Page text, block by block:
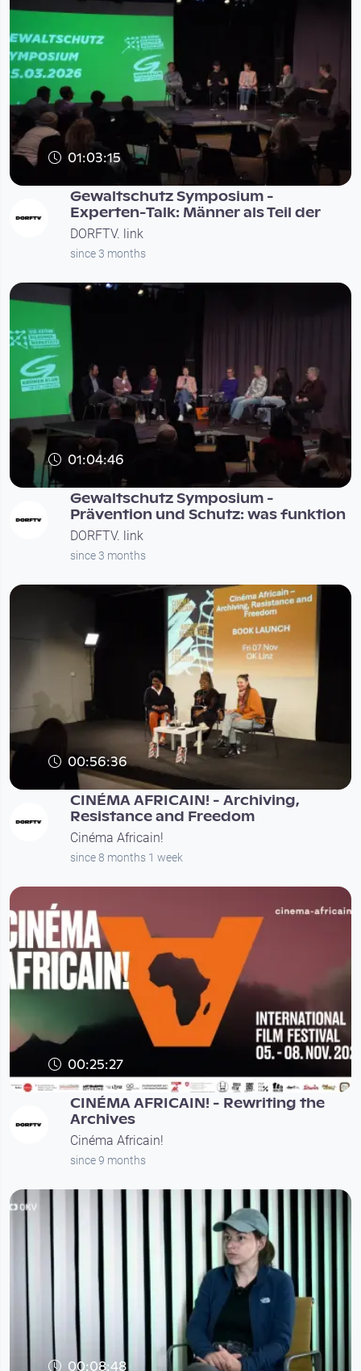
01:03:15
Gewaltschutz Symposium -
Experten-Talk: Männer als Teil der
DORFTV. link
since 3 months
01:04:46
Gewaltschutz Symposium -
Prävention und Schutz: was funktion
DORFTV. link
since 3 months
00:56:36
CINÉMA AFRICAIN! - Archiving,
Resistance and Freedom
Cinéma Africain!
since 8 months 1 week
00:25:27
CINÉMA AFRICAIN! - Rewriting the
Archives
Cinéma Africain!
since 9 months
00:08:48